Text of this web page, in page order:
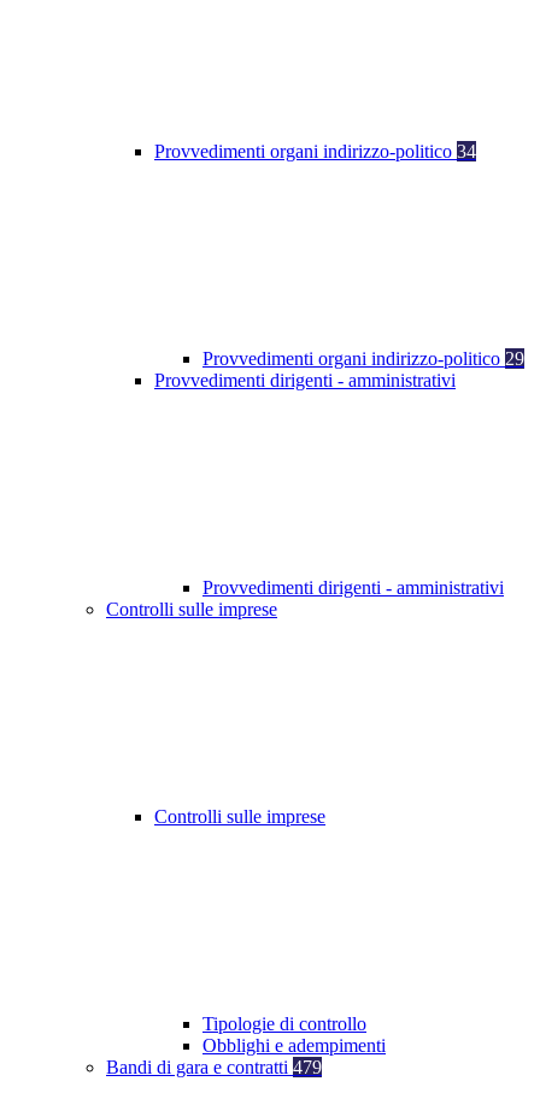
Provvedimenti organi indirizzo-politico 34
Provvedimenti organi indirizzo-politico 29
Provvedimenti dirigenti - amministrativi
Provvedimenti dirigenti - amministrativi
Controlli sulle imprese
Controlli sulle imprese
Tipologie di controllo
Obblighi e adempimenti
Bandi di gara e contratti 479